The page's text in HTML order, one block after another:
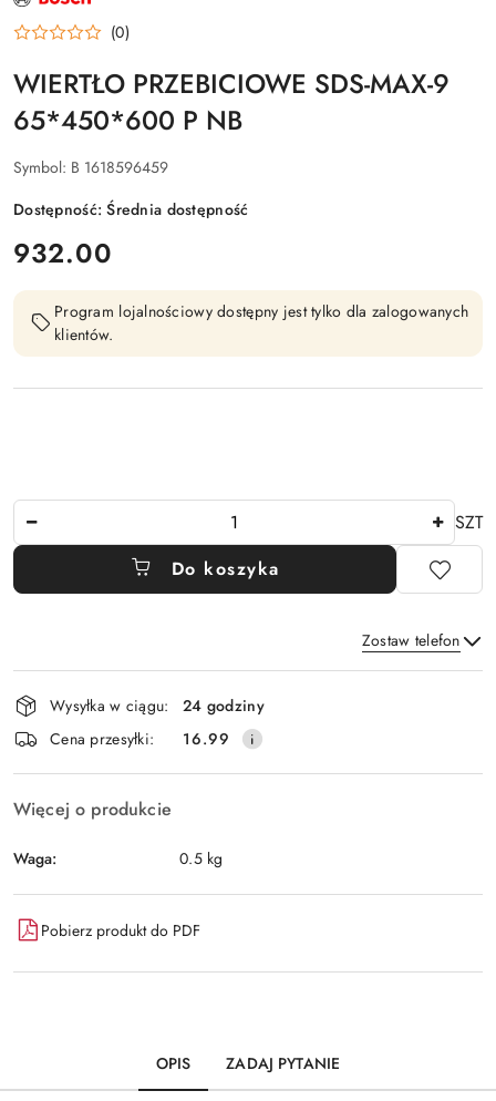
PRODUCENTA:
BOSCH (0)
WIERTŁO PRZEBICIOWE SDS-MAX-9
65*450*600 P NB
Symbol: B 1618596459
Dostępność:Średnia dostępność
cena:
932.00
Program lojalnościowy dostępny jest tylko dla zalogowanych
klientów.
SZT
Do koszyka
Zostaw telefon
Wyślij
Dostępność
i
dostawa
Wysyłka w ciągu:
24 godziny
Cena przesyłki:
16.99
Więcej o produkcie
Waga: 0.5 kg
Pobierz produkt do PDF
OPIS ZADAJ PYTANIE